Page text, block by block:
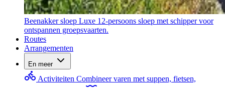
Beenakker sloep Luxe 12-persoons sloep met schipper voor
ontspannen groepsvaarten.
Routes
Arrangementen
En meer
Activiteiten Combineer varen met suppen, fietsen,